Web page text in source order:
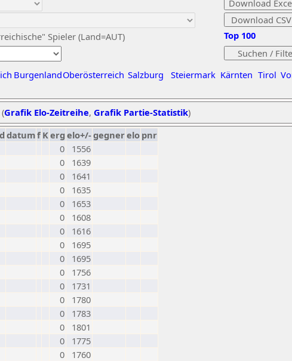
Spieler (Land=AUT)
BurgenlandOberösterreich Salzburg Steiermark Kärnten Tirol
Top 100
Grafik Elo-Zeitreihe, Grafik Partie-Statistik)
datumf Kerg elo+/-gegnerelo pnr
0
1556
0
1639
0
1641
0
1635
0
1653
0
1608
0
1616
0
1695
0
1695
0
1756
0
1731
0
1780
0
1783
0
1801
0
1775
0
1760